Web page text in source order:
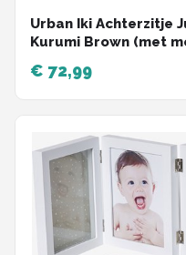
Urban Iki Achterzitje
Kurumi Brown (met
€ 72,99